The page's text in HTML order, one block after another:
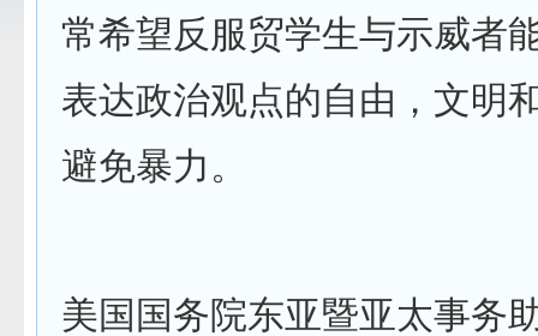
常希望反服贸学生与示威者
表达政治观点的自由，文明
避免暴力。
美国国务院东亚暨亚太事务